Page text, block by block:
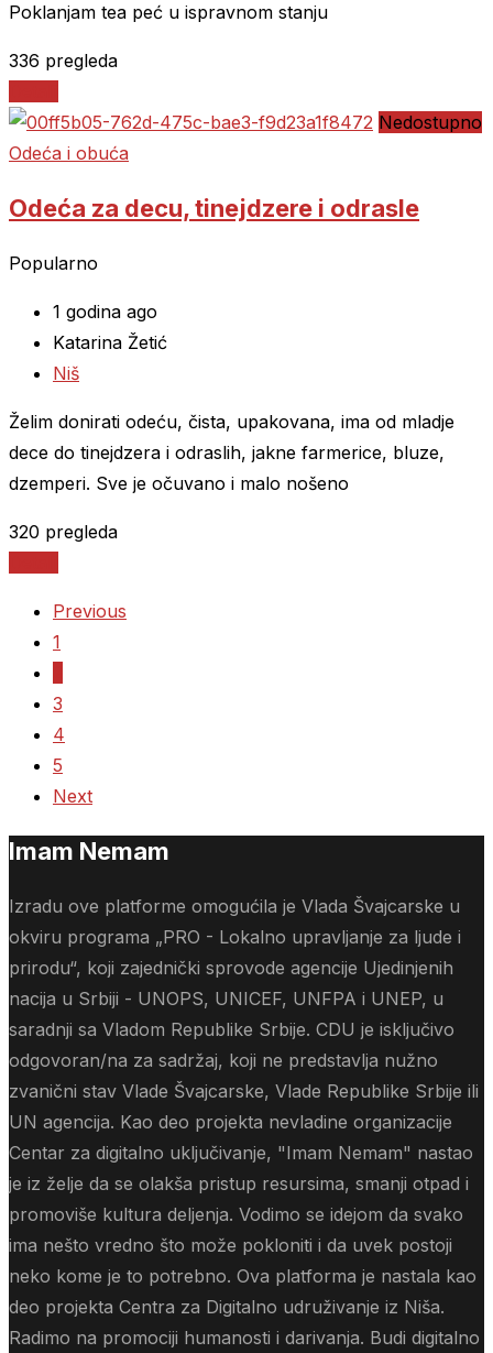
Poklanjam tea peć u ispravnom stanju
336 pregleda
Nedostupno
Odeća i obuća
Odeća za decu, tinejdzere i odrasle
Popularno
1 godina ago
Katarina Žetić
Niš
Želim donirati odeću, čista, upakovana, ima od mladje
dece do tinejdzera i odraslih, jakne farmerice, bluze,
dzemperi. Sve je očuvano i malo nošeno
320 pregleda
Previous
1
3
4
5
Next
Imam Nemam
Izradu ove platforme omogućila je Vlada Švajcarske u
okviru programa „PRO - Lokalno upravljanje za ljude i
prirodu“, koji zajednički sprovode agencije Ujedinjenih
nacija u Srbiji - UNOPS, UNICEF, UNFPA i UNEP, u
saradnji sa Vladom Republike Srbije. CDU je isključivo
odgovoran/na za sadržaj, koji ne predstavlja nužno
zvanični stav Vlade Švajcarske, Vlade Republike Srbije ili
UN agencija. Kao deo projekta nevladine organizacije
Centar za digitalno uključivanje, "Imam Nemam" nastao
je iz želje da se olakša pristup resursima, smanji otpad i
promoviše kultura deljenja. Vodimo se idejom da svako
ima nešto vredno što može pokloniti i da uvek postoji
neko kome je to potrebno. Ova platforma je nastala kao
deo projekta Centra za Digitalno udruživanje iz Niša.
Radimo na promociji humanosti i darivanja. Budi digitalno